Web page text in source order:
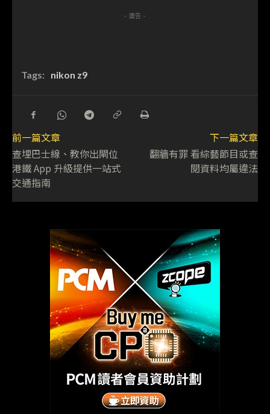
- 廣告 -
Tags: nikon z9
前一篇文章
查埋巴士線、教你出閘位
港鐵 App 升級提供一站式
交通指南
下一篇文章
翻牆有罪 看綜藝節目或查
閱資料均屬違法